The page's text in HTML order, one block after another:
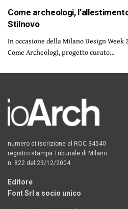
Come archeologi,
Stilnovo
In occasione della Milano Design
Come Archeologi, progetto curato…
numero di iscrizione al ROC 34540
registro stampa Tribunale di Milano
n. 822 del 23/12/2004
Editore
Font Srl a socio unico